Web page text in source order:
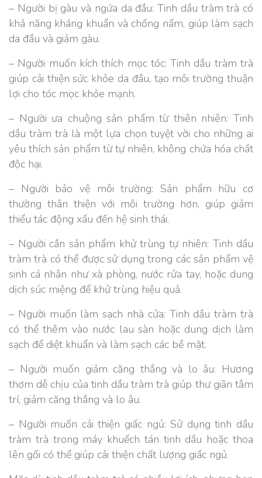
– Người bị gàu và ngứa da đầu: Tinh dầu tràm trà có
khả năng kháng khuẩn và chống nấm, giúp làm sạch
da đầu và giảm gàu.
– Người muốn kích thích mọc tóc: Tinh dầu tràm trà
giúp cải thiện sức khỏe da đầu, tạo môi trường thuận
lợi cho tóc mọc khỏe mạnh.
– Người ưa chuộng sản phẩm từ thiên nhiên: Tinh
dầu tràm trà là một lựa chọn tuyệt vời cho những ai
yêu thích sản phẩm từ tự nhiên, không chứa hóa chất
độc hại.
– Người bảo vệ môi trường: Sản phẩm hữu cơ
thường thân thiện với môi trường hơn, giúp giảm
thiểu tác động xấu đến hệ sinh thái.
– Người cần sản phẩm khử trùng tự nhiên: Tinh dầu
tràm trà có thể được sử dụng trong các sản phẩm vệ
sinh cá nhân như xà phòng, nước rửa tay, hoặc dung
dịch súc miệng để khử trùng hiệu quả.
– Người muốn làm sạch nhà cửa: Tinh dầu tràm trà
có thể thêm vào nước lau sàn hoặc dung dịch làm
sạch để diệt khuẩn và làm sạch các bề mặt.
– Người muốn giảm căng thẳng và lo âu: Hương
thơm dễ chịu của tinh dầu tràm trà giúp thư giãn tâm
trí, giảm căng thẳng và lo âu.
– Người muốn cải thiện giấc ngủ: Sử dụng tinh dầu
tràm trà trong máy khuếch tán tinh dầu hoặc thoa
lên gối có thể giúp cải thiện chất lượng giấc ngủ.